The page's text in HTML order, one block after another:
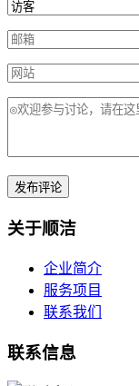
关于顺洁
企业简介
服务项目
联系我们
联系信息